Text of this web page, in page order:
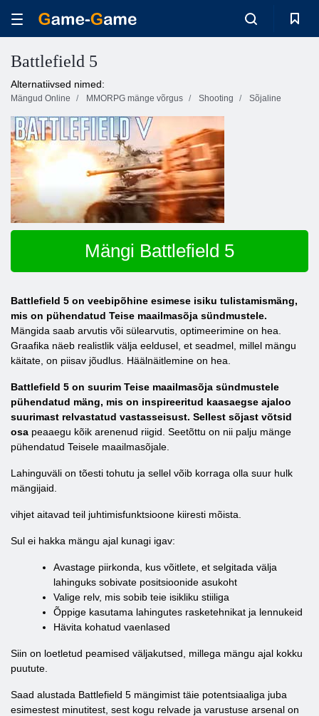
Battlefield 5
Alternatiivsed nimed:
Mängud Online MMORPG mänge võrgus Shooting Sõjaline
Mängi Battlefield 5
Battlefield 5 on veebipõhine esimese isiku tulistamismäng,
mis on pühendatud Teise maailmasõja sündmustele.
Mängida saab arvutis või sülearvutis, optimeerimine on hea.
Graafika näeb realistlik välja eeldusel, et seadmel, millel mängu
käitate, on piisav jõudlus. Häälnäitlemine on hea.
Battlefield 5 on suurim Teise maailmasõja sündmustele
pühendatud mäng, mis on inspireeritud kaasaegse ajaloo
suurimast relvastatud vastasseisust. Sellest sõjast võtsid
osa peaaegu kõik arenenud riigid. Seetõttu on nii palju mänge
pühendatud Teisele maailmasõjale.
Lahinguväli on tõesti tohutu ja sellel võib korraga olla suur hulk
mängijaid.
vihjet aitavad teil juhtimisfunktsioone kiiresti mõista.
Sul ei hakka mängu ajal kunagi igav:
Avastage piirkonda, kus võitlete, et selgitada välja
lahinguks sobivate positsioonide asukoht
Valige relv, mis sobib teie isikliku stiiliga
Õppige kasutama lahingutes rasketehnikat ja lennukeid
Hävita kohatud vaenlased
Siin on loetletud peamised väljakutsed, millega mängu ajal kokku
puutute.
Saad alustada Battlefield 5 mängimist täie potentsiaaliga juba
esimestest minutitest, sest kogu relvade ja varustuse arsenal on